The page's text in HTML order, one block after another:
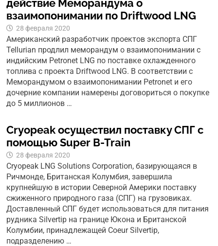
действие Меморандума о
взаимопонимании по Driftwood LNG
28 февраля 2020
Американский разработчик проектов экспорта СПГ
Tellurian продлил меморандум о взаимопонимании с
индийским Petronet LNG по поставке охлажденного
топлива с проекта Driftwood LNG. В соответствии с
Меморандумом о взаимопонимании Petronet и его
дочерние компании намерены договориться о покупке
до 5 миллионов …
Cryopeak осуществил поставку СПГ с
помощью Super B-Train
28 февраля 2020
Cryopeak LNG Solutions Corporation, базирующаяся в
Ричмонде, Британская Колумбия, завершила
крупнейшую в истории Северной Америки поставку
сжиженного природного газа (СПГ) на грузовиках.
Доставленный СПГ будет использоваться для питания
рудника Silvertip на границе Юкона и Британской
Колумбии, принадлежащей Coeur Silvertip,
подразделению …